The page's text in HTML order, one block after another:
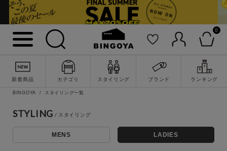
0
新着商品 カテゴリ スタイリング ブランド ランキング
詳細検索
キーワード
BINGOYA スタイリング一覧
STYLING
MENS LADIES